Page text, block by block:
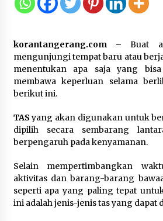
Kakanwil
Pelayanan Publik
10 Agustus 2026
Darah dan Fun
Imigrasi dan
9 Agustus 2026
Inovasi Perahu
Pendirian
bagi Pelaku
korantangerang.com – Buat
mengunjungi tempat baru atau
menentukan apa saja yang
membawa keperluan selama
berikut ini.
TASyang akan digunakan untuk
dipilih secara sembarang
berpengaruh pada kenyamanan.
Selain mempertimbangkan
aktivitas dan barang-barang
seperti apa yang paling tepat
ini adalah jenis-jenis tas yang dapat